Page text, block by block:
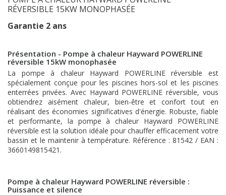
RÉVERSIBLE 15KW MONOPHASÉE
Garantie 2 ans
Présentation - Pompe à chaleur Hayward POWERLINE
réversible 15kW monophasée
La pompe à chaleur Hayward POWERLINE réversible est
spécialement conçue pour les piscines hors-sol et les piscines
enterrées privées. Avec Hayward POWERLINE réversible, vous
obtiendrez aisément chaleur, bien-être et confort tout en
réalisant des économies significatives d'énergie. Robuste, fiable
et performante, la pompe à chaleur Hayward POWERLINE
réversible est la solution idéale pour chauffer efficacement votre
bassin et le maintenir à température. Référence : 81542 / EAN :
3660149815421.
Pompe à chaleur Hayward POWERLINE réversible :
Puissance et silence